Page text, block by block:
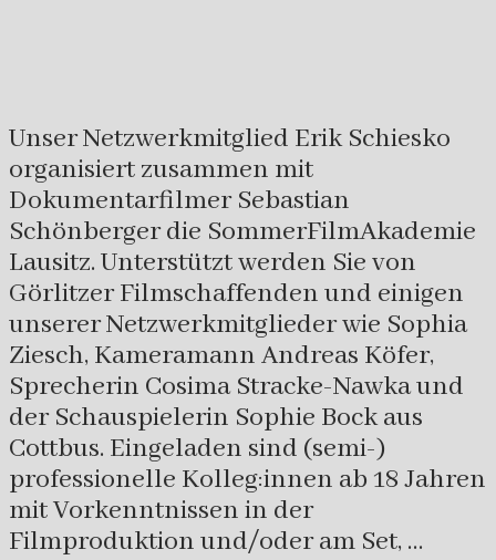
Unser Netzwerkmitglied Erik Schiesko
organisiert zusammen mit
Dokumentarfilmer Sebastian
Schönberger die SommerFilmAkademie
Lausitz. Unterstützt werden Sie von
Görlitzer Filmschaffenden und einigen
unserer Netzwerkmitglieder wie Sophia
Ziesch, Kameramann Andreas Köfer,
Sprecherin Cosima Stracke-Nawka und
der Schauspielerin Sophie Bock aus
Cottbus. Eingeladen sind (semi-)
professionelle Kolleg:innen ab 18 Jahren
mit Vorkenntnissen in der
Filmproduktion und/oder am Set, …